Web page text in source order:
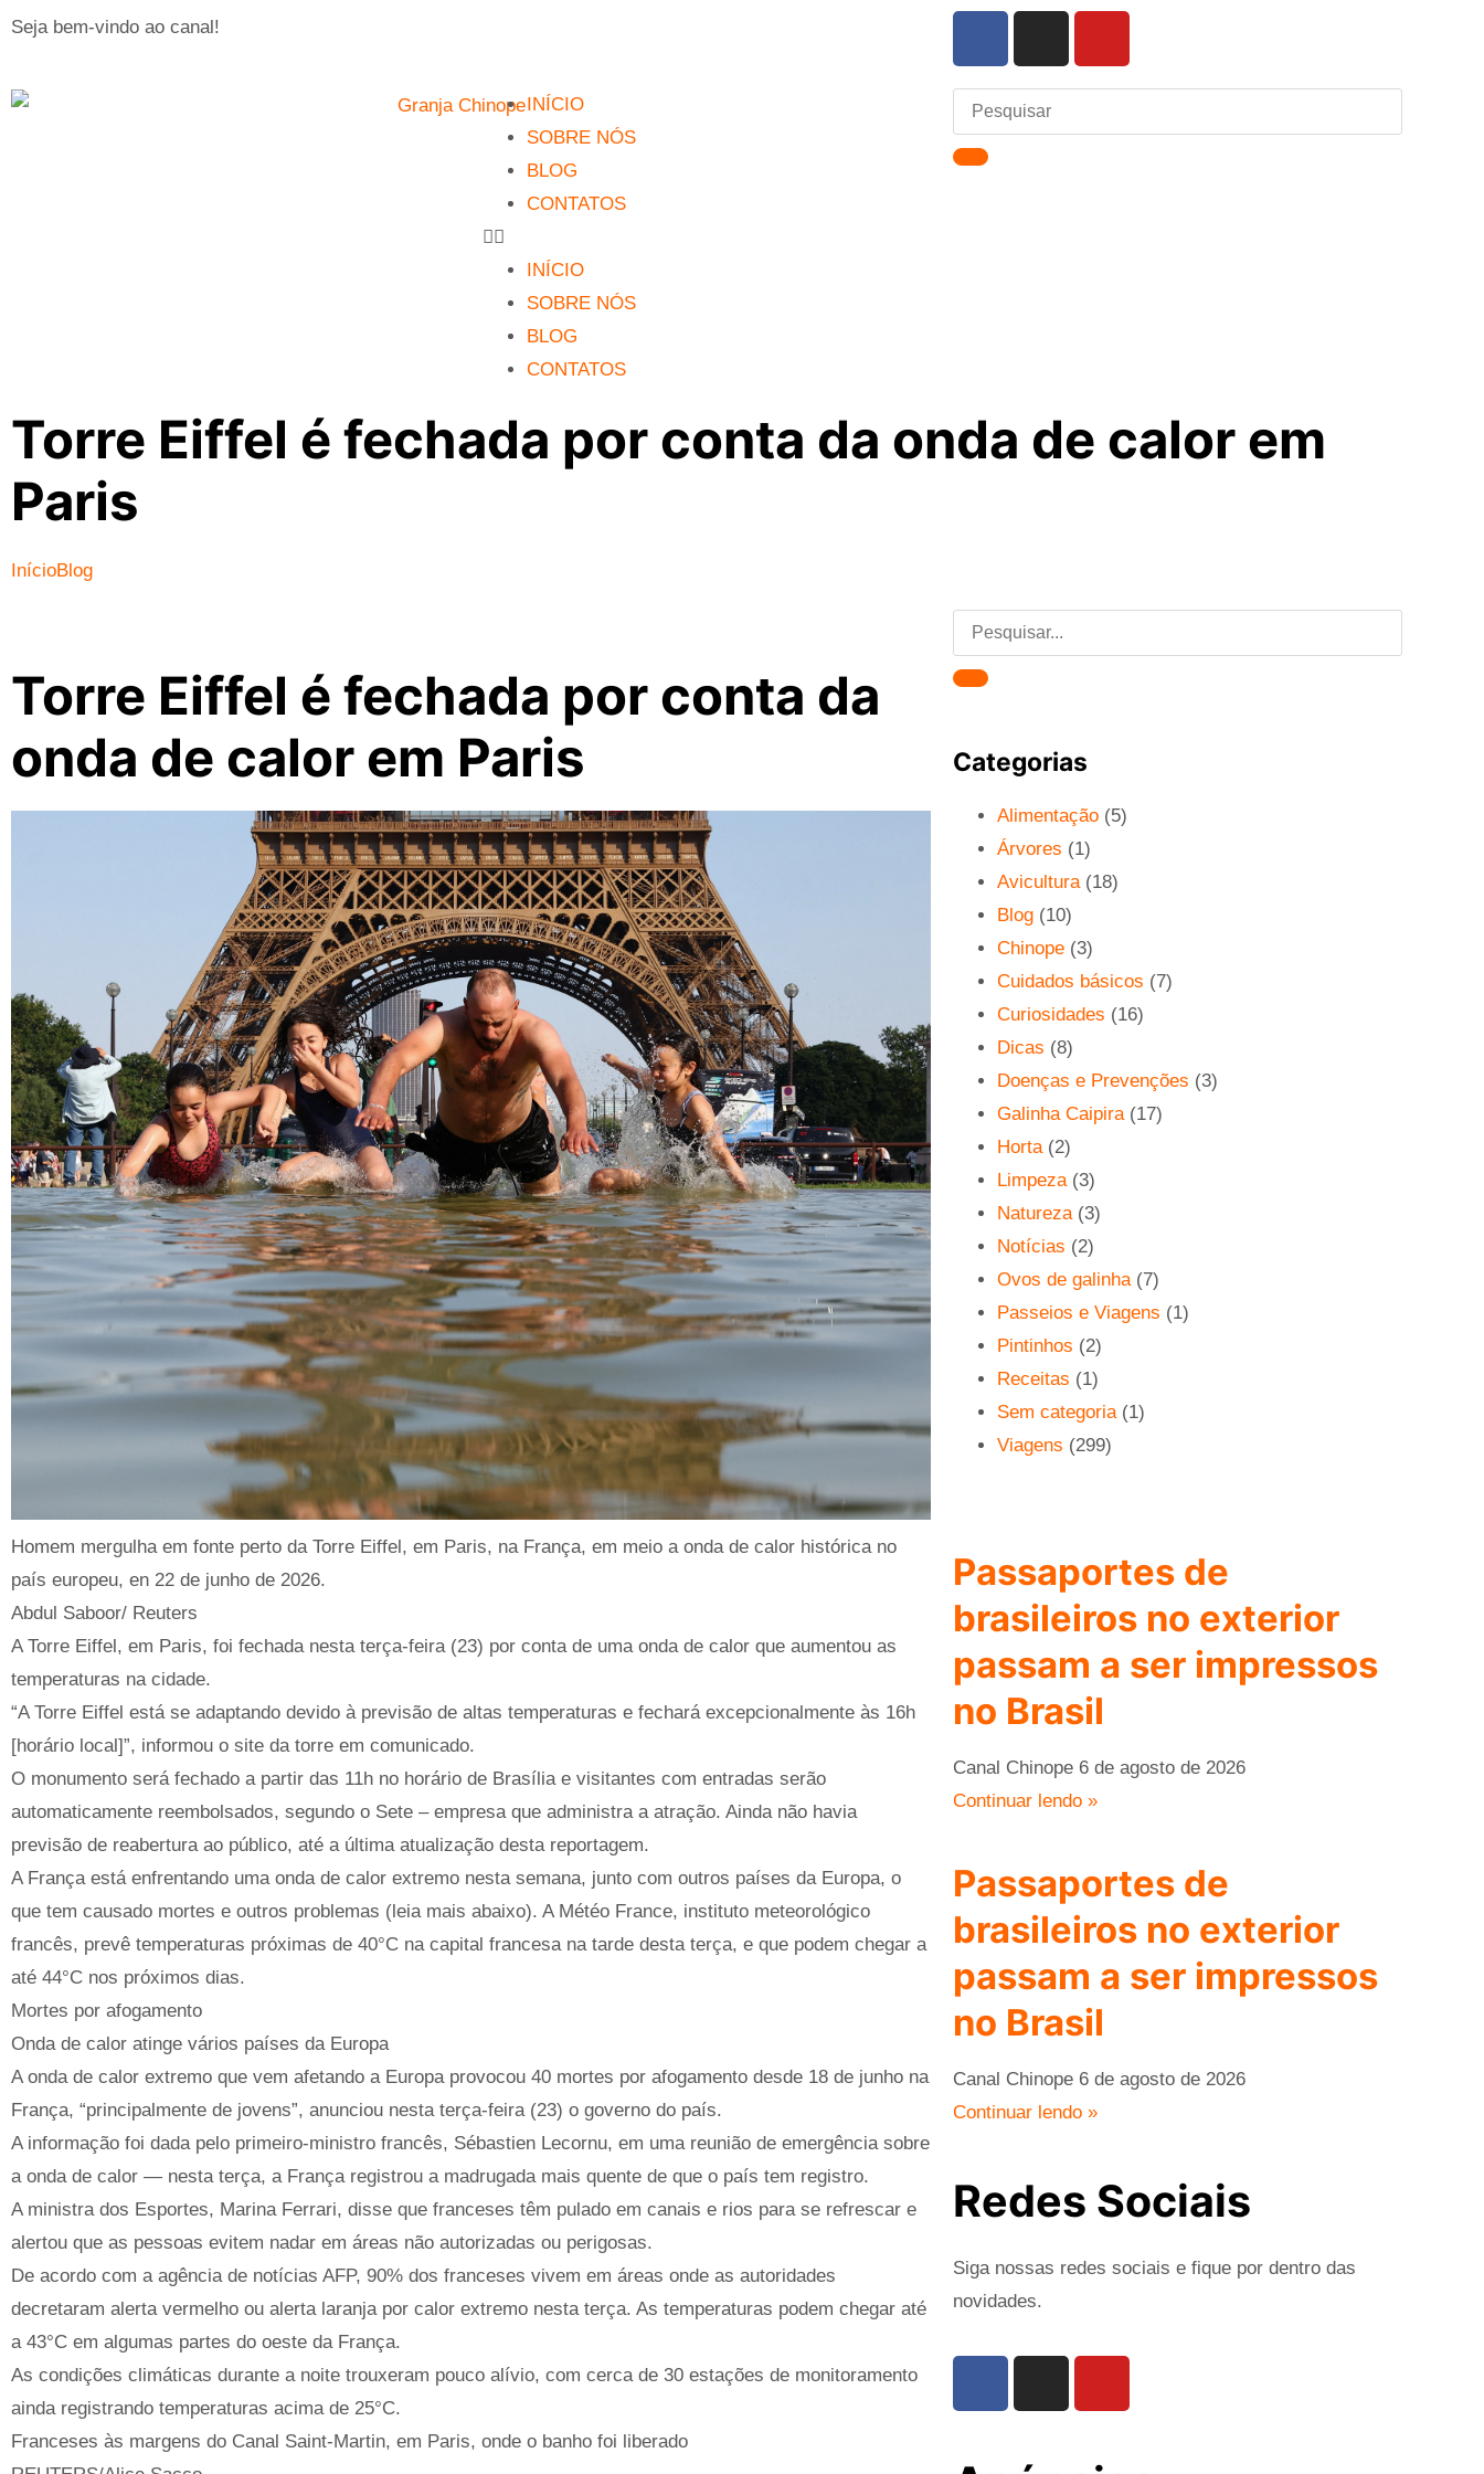
Seja bem-vindo ao canal!
INÍCIO
SOBRE NÓS
BLOG
CONTATOS
INÍCIO
SOBRE NÓS
BLOG
CONTATOS
Torre Eiffel é fechada por conta da onda de calor em
Paris
InícioBlog
Torre Eiffel é fechada por conta da
onda de calor em Paris
Homem mergulha em fonte perto da Torre Eiffel, em Paris, na França, em meio a onda de calor histórica no
país europeu, en 22 de junho de 2026.
Abdul Saboor/ Reuters
A Torre Eiffel, em Paris, foi fechada nesta terça-feira (23) por conta de uma onda de calor que aumentou as
temperaturas na cidade.
“A Torre Eiffel está se adaptando devido à previsão de altas temperaturas e fechará excepcionalmente às 16h
[horário local]”, informou o site da torre em comunicado.
O monumento será fechado a partir das 11h no horário de Brasília e visitantes com entradas serão
automaticamente reembolsados, segundo o Sete – empresa que administra a atração. Ainda não havia
previsão de reabertura ao público, até a última atualização desta reportagem.
A França está enfrentando uma onda de calor extremo nesta semana, junto com outros países da Europa, o
que tem causado mortes e outros problemas (leia mais abaixo). A Météo France, instituto meteorológico
francês, prevê temperaturas próximas de 40°C na capital francesa na tarde desta terça, e que podem chegar a
até 44°C nos próximos dias.
Mortes por afogamento
Onda de calor atinge vários países da Europa
A onda de calor extremo que vem afetando a Europa provocou 40 mortes por afogamento desde 18 de junho na
França, “principalmente de jovens”, anunciou nesta terça-feira (23) o governo do país.
A informação foi dada pelo primeiro-ministro francês, Sébastien Lecornu, em uma reunião de emergência sobre
a onda de calor — nesta terça, a França registrou a madrugada mais quente de que o país tem registro.
A ministra dos Esportes, Marina Ferrari, disse que franceses têm pulado em canais e rios para se refrescar e
alertou que as pessoas evitem nadar em áreas não autorizadas ou perigosas.
De acordo com a agência de notícias AFP, 90% dos franceses vivem em áreas onde as autoridades
decretaram alerta vermelho ou alerta laranja por calor extremo nesta terça. As temperaturas podem chegar até
a 43°C em algumas partes do oeste da França.
As condições climáticas durante a noite trouxeram pouco alívio, com cerca de 30 estações de monitoramento
ainda registrando temperaturas acima de 25°C.
Franceses às margens do Canal Saint-Martin, em Paris, onde o banho foi liberado
Categorias
Alimentação (5)
Árvores (1)
Avicultura(18)
Blog (10)
Chinope (3)
Cuidados básicos (7)
Curiosidades (16)
Dicas (8)
Doenças e Prevenções (3)
Galinha Caipira(17)
Horta(2)
Limpeza(3)
Natureza(3)
Notícias (2)
Ovos de galinha(7)
Passeios e Viagens (1)
Pintinhos (2)
Receitas (1)
Sem categoria(1)
Viagens (299)
Passaportes de
brasileiros no exterior
passam a ser impressos
no Brasil
Canal Chinope 6 de agosto de 2026
Continuar lendo »
Passaportes de
brasileiros no exterior
passam a ser impressos
no Brasil
Canal Chinope 6 de agosto de 2026
Continuar lendo »
Redes Sociais
Siga nossas redes sociais e fique por dentro das
novidades.